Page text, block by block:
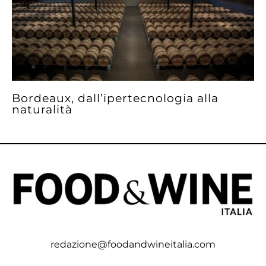
Bordeaux, dall’ipertecnologia alla
naturalità
redazione@foodandwineitalia.com